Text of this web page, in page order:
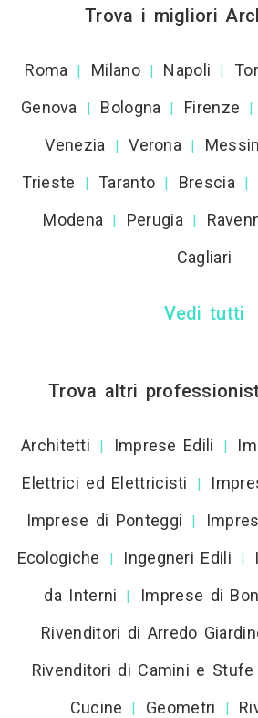
Trova i migliori
Roma | Milano | Napoli |
Genova | Bologna | Firenze |
Venezia | Verona |
Trieste | Taranto | Brescia |
Modena | Perugia |
Cagliari
Vedi tutti
Trova altri
Architetti | Imprese Edili |
Elettrici ed Elettricisti
|
Imprese di Ponteggi |
Ecologiche
| Ingegneri Edili |
da Interni
| Imprese di
Rivenditori di Arredo
Rivenditori di Camini e Stufe
Cucine
| Geometri |